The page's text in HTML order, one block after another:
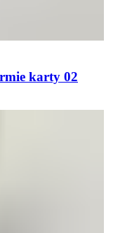
karty 02